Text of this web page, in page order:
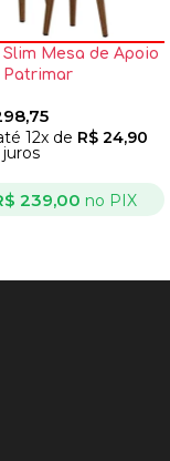
Mesa de Apoio
Patrimar
12x de R$ 24,90
239,00 no PIX